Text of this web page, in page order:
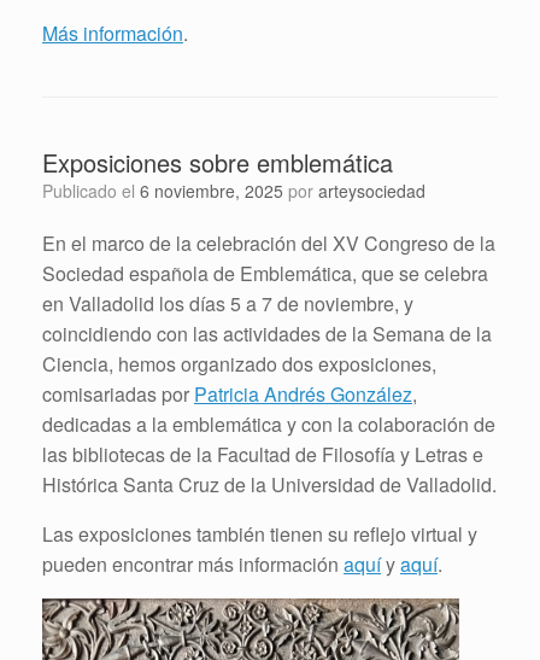
Más información.
Exposiciones sobre emblemática
Publicado el 6 noviembre, 2025 por arteysociedad
En el marco de la celebración del XV Congreso de la
Sociedad española de Emblemática, que se celebra
en Valladolid los días 5 a 7 de noviembre, y
coincidiendo con las actividades de la Semana de la
Ciencia, hemos organizado dos exposiciones,
comisariadas por Patricia Andrés González,
dedicadas a la emblemática y con la colaboración de
las bibliotecas de la Facultad de Filosofía y Letras e
Histórica Santa Cruz de la Universidad de Valladolid.
Las exposiciones también tienen su reflejo virtual y
pueden encontrar más información aquíyaquí.